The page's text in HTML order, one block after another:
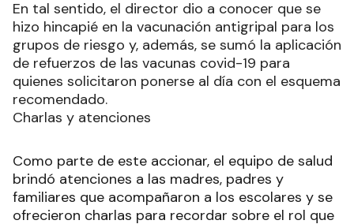
En tal sentido, el director dio a conocer que se
hizo hincapié en la vacunación antigripal para los
grupos de riesgo y, además, se sumó la aplicación
de refuerzos de las vacunas covid-19 para
quienes solicitaron ponerse al día con el esquema
recomendado.
Charlas y atenciones
Como parte de este accionar, el equipo de salud
brindó atenciones a las madres, padres y
familiares que acompañaron a los escolares y se
ofrecieron charlas para recordar sobre el rol que